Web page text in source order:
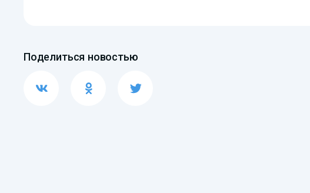
Поделиться новостью